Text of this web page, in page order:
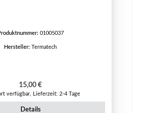
01005037
Hersteller: Termatech
Regulärer Preis:
15,00 €
verfügbar, Lieferzeit: 2-4 Tage
Details